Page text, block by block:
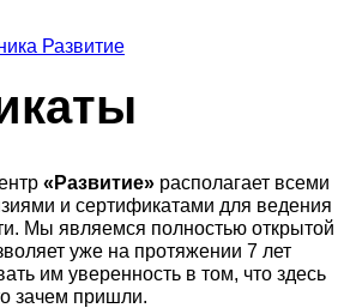
Развитие
«Развитие» располагает всеми
и сертификатами для ведения
Мы являемся полностью открытой
уже на протяжении 7 лет
им уверенность в том, что здесь
зачем пришли.